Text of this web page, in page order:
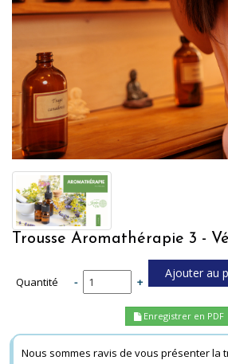
Trousse Aromathérapie 3 -
Quantité - +
Enregistrer en PDF
Nous sommes ravis de vous présenter la